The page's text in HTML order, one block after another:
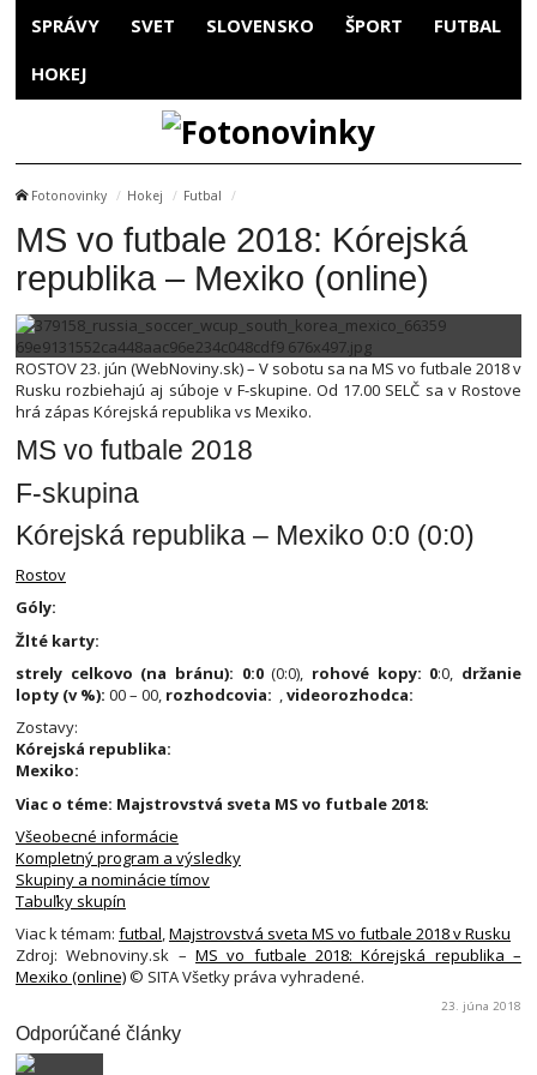
SPRÁVY SVET SLOVENSKO ŠPORT FUTBAL
HOKEJ
Fotonovinky Hokej Futbal
MS vo futbale 2018: Kórejská
republika – Mexiko (online)
ROSTOV 23. jún (WebNoviny.sk) – V sobotu sa na MS vo futbale 2018 v
Rusku rozbiehajú aj súboje v F-skupine. Od 17.00 SELČ sa v Rostove
hrá zápas Kórejská republika vs Mexiko.
MS vo futbale 2018
F-skupina
Kórejská republika – Mexiko 0:0 (0:0)
Rostov
Góly:
Žlté karty:
strely celkovo (na bránu): 0:0(0:0), rohové kopy: 0:0, držanie
lopty (v %): 00 – 00, rozhodcovia: ,videorozhodca:
Zostavy:
Kórejská republika:
Mexiko:
Viac o téme: Majstrovstvá sveta MS vo futbale 2018:
Všeobecné informácie
Kompletný program a výsledky
Skupiny a nominácie tímov
Tabuľky skupín
Viac k témam: futbal,Majstrovstvá sveta MS vo futbale 2018 v Rusku
Zdroj: Webnoviny.sk – MS vo futbale 2018: Kórejská republika –
Mexiko (online) © SITA Všetky práva vyhradené.
23. júna 2018
Odporúčané články